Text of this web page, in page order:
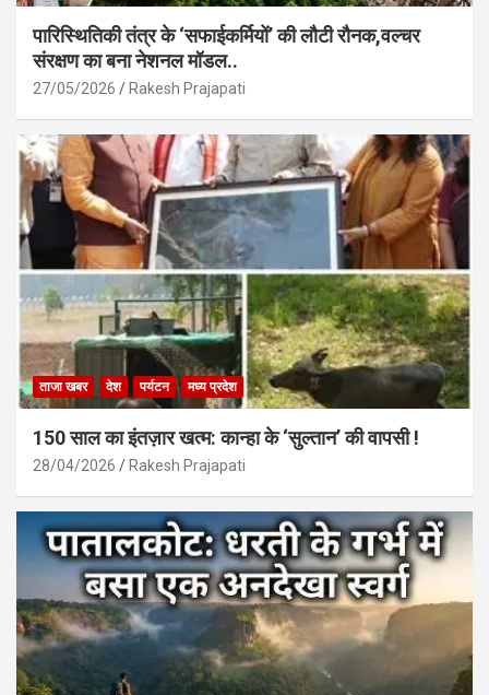
पारिस्थितिकी तंत्र के ‘सफाईकर्मियों’ की लौटी रौनक,वल्चर
संरक्षण का बना नेशनल मॉडल..
27/05/2026 Rakesh Prajapati
ताजा खबर देश पर्यटन मध्य प्रदेश
150 साल का इंतज़ार खत्म: कान्हा के ‘सुल्तान’ की वापसी !
28/04/2026 Rakesh Prajapati